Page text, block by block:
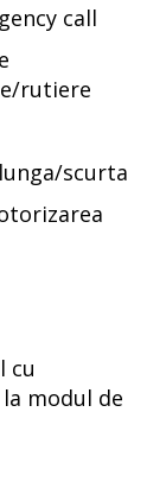
call
rutiere
scurta
cu
modul de